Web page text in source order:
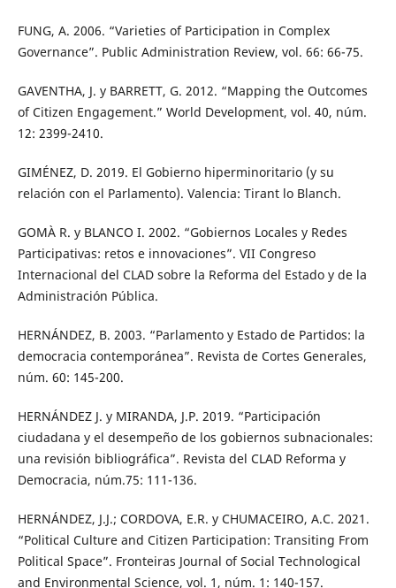
FUNG, A. 2006. “Varieties of Participation in Complex
Governance”. Public Administration Review, vol. 66: 66-75.
GAVENTHA, J. y BARRETT, G. 2012. “Mapping the Outcomes
of Citizen Engagement.” World Development, vol. 40, núm.
12: 2399-2410.
GIMÉNEZ, D. 2019. El Gobierno hiperminoritario (y su
relación con el Parlamento). Valencia: Tirant lo Blanch.
GOMÀ R. y BLANCO I. 2002. “Gobiernos Locales y Redes
Participativas: retos e innovaciones”. VII Congreso
Internacional del CLAD sobre la Reforma del Estado y de la
Administración Pública.
HERNÁNDEZ, B. 2003. “Parlamento y Estado de Partidos: la
democracia contemporánea”. Revista de Cortes Generales,
núm. 60: 145-200.
HERNÁNDEZ J. y MIRANDA, J.P. 2019. “Participación
ciudadana y el desempeño de los gobiernos subnacionales:
una revisión bibliográfica”. Revista del CLAD Reforma y
Democracia, núm.75: 111-136.
HERNÁNDEZ, J.J.; CORDOVA, E.R. y CHUMACEIRO, A.C. 2021.
“Political Culture and Citizen Participation: Transiting From
Political Space”. Fronteiras Journal of Social Technological
and Environmental Science, vol. 1, núm. 1: 140-157.